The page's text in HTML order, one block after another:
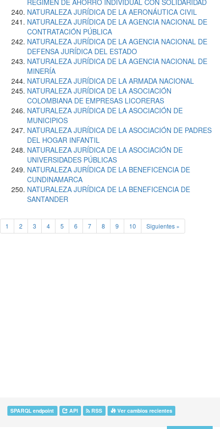
RÉGIMEN DE AHORRO INDIVIDUAL CON SOLIDARIDAD
NATURALEZA JURÍDICA DE LA AERONÁUTICA CIVIL
NATURALEZA JURÍDICA DE LA AGENCIA NACIONAL DE
CONTRATACIÓN PÚBLICA
NATURALEZA JURÍDICA DE LA AGENCIA NACIONAL DE
DEFENSA JURÍDICA DEL ESTADO
NATURALEZA JURÍDICA DE LA AGENCIA NACIONAL DE
MINERÍA
NATURALEZA JURÍDICA DE LA ARMADA NACIONAL
NATURALEZA JURÍDICA DE LA ASOCIACIÓN
COLOMBIANA DE EMPRESAS LICORERAS
NATURALEZA JURÍDICA DE LA ASOCIACIÓN DE
MUNICIPIOS
NATURALEZA JURÍDICA DE LA ASOCIACIÓN DE PADRES
DEL HOGAR INFANTIL
NATURALEZA JURÍDICA DE LA ASOCIACIÓN DE
UNIVERSIDADES PÚBLICAS
NATURALEZA JURÍDICA DE LA BENEFICENCIA DE
CUNDINAMARCA
NATURALEZA JURÍDICA DE LA BENEFICENCIA DE
SANTANDER
1 2 3 4 5 6 7 8 9 10 Siguientes »
SPARQL endpoint API RSS Ver cambios recientes